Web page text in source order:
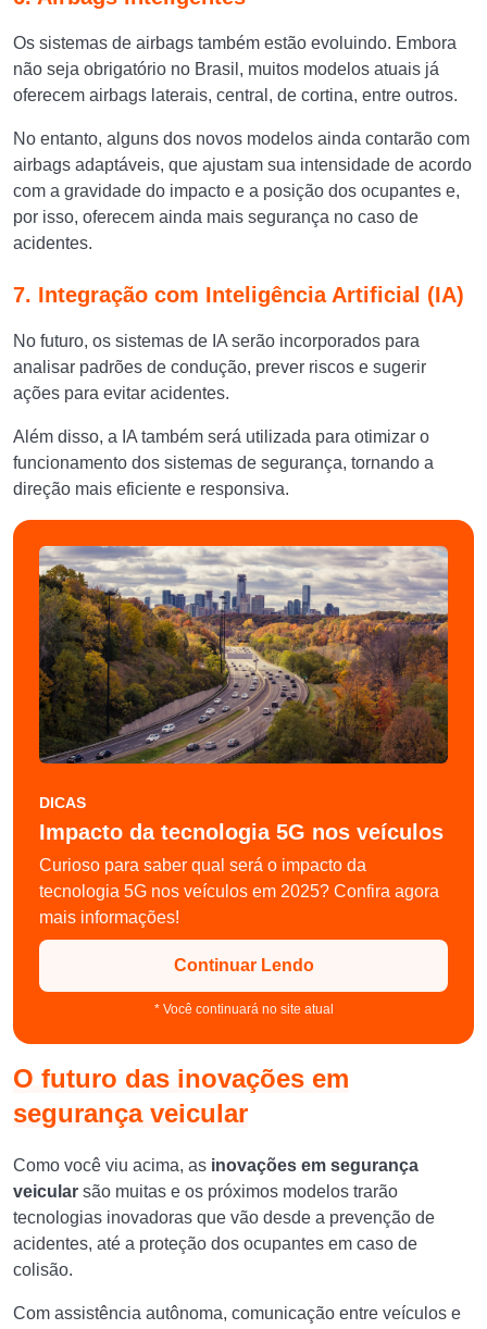
Os sistemas de airbags também estão evoluindo. Embora
não seja obrigatório no Brasil, muitos modelos atuais já
oferecem airbags laterais, central, de cortina, entre outros.
No entanto, alguns dos novos modelos ainda contarão com
airbags adaptáveis, que ajustam sua intensidade de acordo
com a gravidade do impacto e a posição dos ocupantes e,
por isso, oferecem ainda mais segurança no caso de
acidentes.
7. Integração com Inteligência Artificial (IA)
No futuro, os sistemas de IA serão incorporados para
analisar padrões de condução, prever riscos e sugerir
ações para evitar acidentes.
Além disso, a IA também será utilizada para otimizar o
funcionamento dos sistemas de segurança, tornando a
direção mais eficiente e responsiva.
DICAS
Impacto da tecnologia 5G nos veículos
Curioso para saber qual será o impacto da
tecnologia 5G nos veículos em 2025? Confira agora
mais informações!
Continuar Lendo
* Você continuará no site atual
O futuro das inovações em
segurança veicular
Como você viu acima, as inovações em segurança
veicular são muitas e os próximos modelos trarão
tecnologias inovadoras que vão desde a prevenção de
acidentes, até a proteção dos ocupantes em caso de
colisão.
Com assistência autônoma, comunicação entre veículos e